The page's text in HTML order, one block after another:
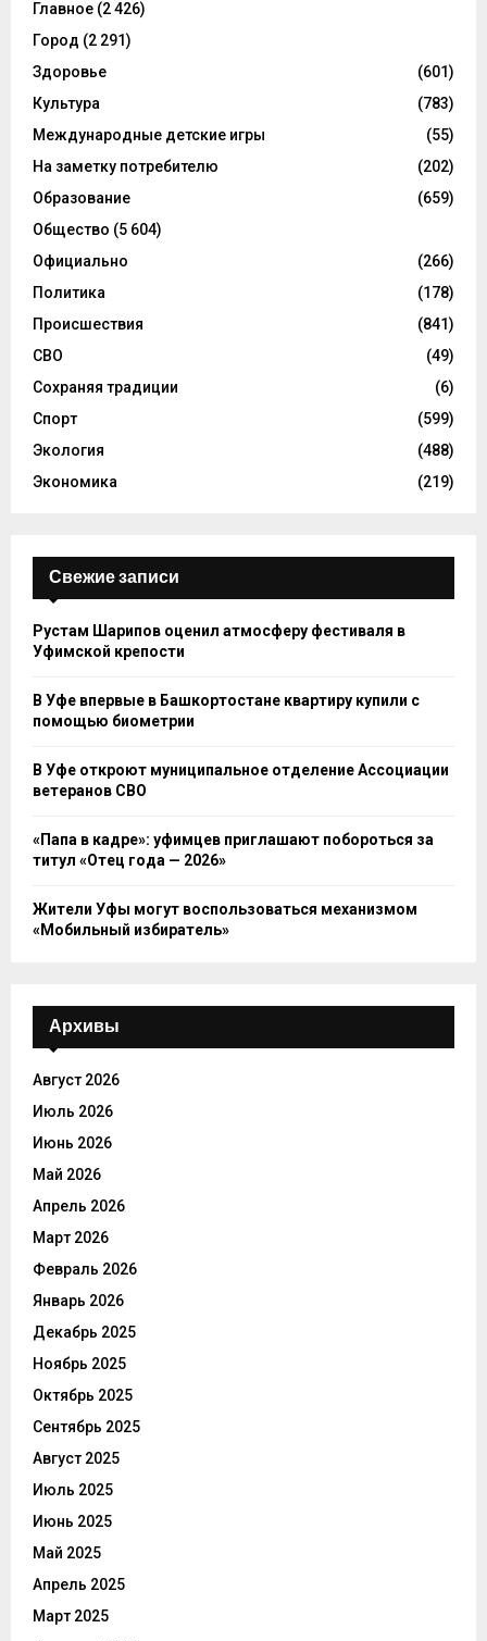
Главное (2 426)
Город (2 291)
Здоровье
(601)
Культура
(783)
Международные детские игры
(55)
На заметку потребителю
(202)
Образование
(659)
Общество (5 604)
Официально
(266)
Политика
(178)
Происшествия
(841)
СВО
(49)
Сохраняя традиции
(6)
Спорт
(599)
Экология
(488)
Экономика
(219)
Свежие записи
Рустам Шарипов оценил атмосферу фестиваля в
Уфимской крепости
В Уфе впервые в Башкортостане квартиру купили с
помощью биометрии
В Уфе откроют муниципальное отделение Ассоциации
ветеранов СВО
«Папа в кадре»: уфимцев приглашают побороться за
титул «Отец года — 2026»
Жители Уфы могут воспользоваться механизмом
«Мобильный избиратель»
Архивы
Август 2026
Июль 2026
Июнь 2026
Май 2026
Апрель 2026
Март 2026
Февраль 2026
Январь 2026
Декабрь 2025
Ноябрь 2025
Октябрь 2025
Сентябрь 2025
Август 2025
Июль 2025
Июнь 2025
Май 2025
Апрель 2025
Март 2025